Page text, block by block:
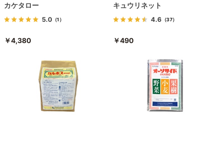
カケタロー
5.0 （1）
￥4,380
キュウリネット
4.6 （37）
￥490